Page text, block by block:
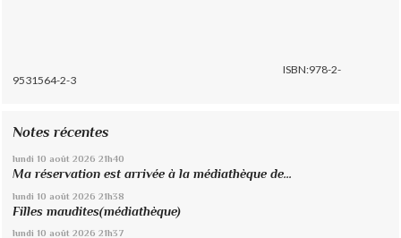
ISBN:978-2-
9531564-2-3
Notes récentes
lundi 10 août 2026 21h40
Ma réservation est arrivée à la médiathèque de...
lundi 10 août 2026 21h38
Filles maudites(médiathèque)
lundi 10 août 2026 21h37